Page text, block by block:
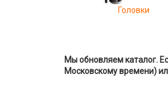
Головки
Мы обновляем каталог.
Московскому времени)